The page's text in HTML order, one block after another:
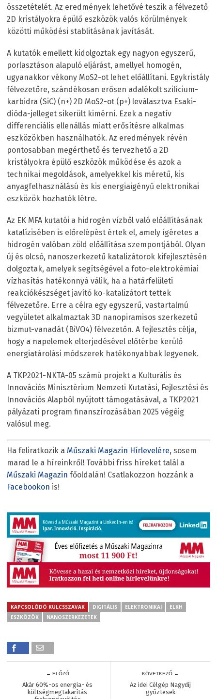
összetételét. Az eredmények lehetővé teszik a félvezető
2D kristályokra épülő eszközök valós körülmények
közötti működési stablitásának javítását.
A kutatók emellett kidolgoztak egy nagyon egyszerű,
porlasztáson alapuló eljárást, amellyel homogén,
ugyanakkor vékony MoS2-ot lehet előállítani. Egykristály
félvezetőre, szándékosan erősen adalékolt szilícium-
karbidra (SiC) (n+) 2D MoS2-ot (p+) leválasztva Esaki-
dióda-jelleget sikerült kimérni. Ezek a negatív
differenciális ellenállás miatt erősítésre alkalmas
eszközökben használhatók. Az eredmények révén
pontosabban megérthető és tervezhető a 2D
kristályokra épülő eszközök működése és azok a
technikai megoldások, amelyekkel kis méretű, kis
anyagfelhasználású és kis energiaigényű elektronikai
eszközök hozhatók létre.
Az EK MFA kutatói a hidrogén vízből való előállításának
katalízisében is előrelépést értek el, amely ígéretes a
hidrogén valóban zöld előállítása szempontjából. Olyan
új és olcsó, nanoszerkezetű katalizátorok kifejlesztésén
dolgoztak, amelyek segítségével a foto-elektrokémiai
vízhasítás hatékonnyá válik, ha a határfelületi
reakciókészséget javító ko-katalizátort tettek
félvezetőre. Erre a célra egy egyszerű, vastartalmú
vegyületet alkalmaztak 3D nanopiramisos szerkezetű
bizmut-vanadát (BiVO4) félvezetőn. A fejlesztés célja,
hogy a napelemek elterjedésével előtérbe kerülő
energiatárolási módszerek hatékonyabbak legyenek.
A TKP2021-NKTA-05 számú projekt a Kulturális és
Innovációs Minisztérium Nemzeti Kutatási, Fejlesztési és
Innovációs Alapból nyújtott támogatásával, a TKP2021
pályázati program finanszírozásában 2025 végéig
valósul meg.
Ha feliratkozik a Műszaki Magazin Hírlevelére, sosem
marad le a híreinkről! További friss híreket talál a
Műszaki Magazin főoldalán! Csatlakozzon hozzánk a
Facebookon is!
KAPCSOLÓDÓ KULCSSZAVAK DIGITÁLIS ELEKTRONIKAI
ELKH
ESZKÖZÖK
NANOSZERKEZETEK
← ELŐZŐ
Akár 60%-os energia- és
költségmegtakarítás
KÖVETKEZŐ →
Az idei Célgép Nagydíj
győztesek